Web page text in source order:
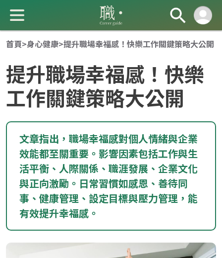
成 就 一 直 前 進 的 你
首頁>身心健康>提升職場幸福感！快樂工作關鍵策略大公開
提升職場幸福感！快樂
工作關鍵策略大公開
文章指出，職場幸福感對個人情緒與企業
效能都至關重要。影響因素包括工作與生
活平衡、人際關係、職涯發展、企業文化
與正向激勵。日常習慣如感恩、善待同
事、健康管理、設定目標與壓力管理，能
有效提升幸福感。